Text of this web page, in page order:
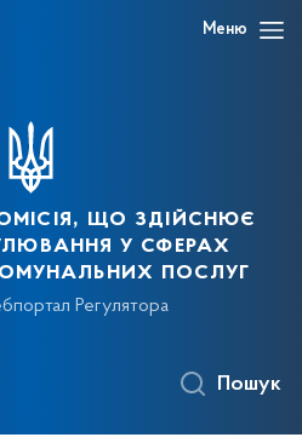
Меню
що здійснює
у сферах
послуг
Регулятора
Пошук